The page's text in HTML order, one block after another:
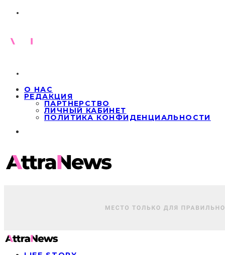
О НАС
РЕДАКЦИЯ
ПАРТНЕРСТВО
ЛИЧНЫЙ КАБИНЕТ
ПОЛИТИКА КОНФИДЕНЦИАЛЬНОСТИ